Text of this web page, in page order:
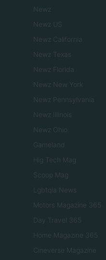
Newz
Newz US
Newz California
Newz Texas
Newz Florida
Newz New York
Newz Pennsylvania
Newz Illinois
Newz Ohio
Gameland
Hig Tech Mag
Scoop Mag
Lgbtqia News
Motors Magazine 365
Day Travel 365
Home Magazine 365
Cineverse Magazine